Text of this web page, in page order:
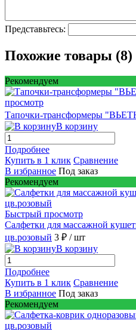
Представьтесь:
Похожие товары (8)
Рекомендуем
просмотр
Тапочки-трансформеры
В корзину
Подробнее
Купить в 1 клик Сравнение
В избранное Под заказ
Рекомендуем
Быстрый просмотр
Салфетки для массажной
цв.розовый 3 ₽ / шт
В корзину
Подробнее
Купить в 1 клик Сравнение
В избранное Под заказ
Рекомендуем